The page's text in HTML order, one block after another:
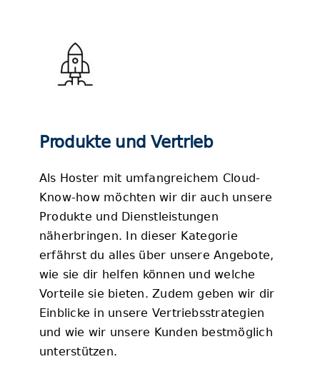
Produkte und Vertrieb
Als Hoster mit umfangreichem Cloud-
Know-how möchten wir dir auch unsere
Produkte und Dienstleistungen
näherbringen. In dieser Kategorie
erfährst du alles über unsere Angebote,
wie sie dir helfen können und welche
Vorteile sie bieten. Zudem geben wir dir
Einblicke in unsere Vertriebsstrategien
und wie wir unsere Kunden bestmöglich
unterstützen.